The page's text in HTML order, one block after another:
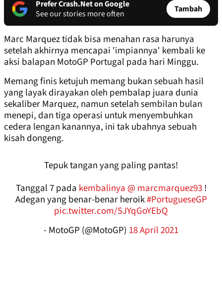
Prefer Crash.Net on Google
See our stories more often
Tambah
Marc Marquez tidak bisa menahan rasa harunya
setelah akhirnya mencapai 'impiannya' kembali ke
aksi balapan MotoGP Portugal pada hari Minggu.
Memang finis ketujuh memang bukan sebuah hasil
yang layak dirayakan oleh pembalap juara dunia
sekaliber Marquez, namun setelah sembilan bulan
menepi, dan tiga operasi untuk menyembuhkan
cedera lengan kanannya, ini tak ubahnya sebuah
kisah dongeng.
Tepuk tangan yang paling pantas!
Tanggal 7 pada kembalinya @ marcmarquez93!
Adegan yang benar-benar heroik#PortugueseGP
pic.twitter.com/SJYqGoYEbQ
- MotoGP (@MotoGP) 18 April 2021